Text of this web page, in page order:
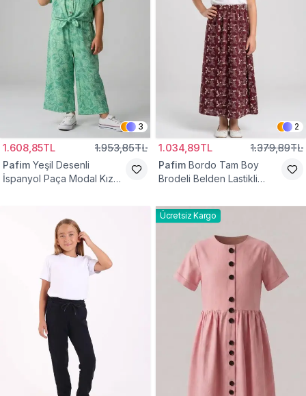
3
1.608,85TL 1.953,85TL
Pafim Yeşil Desenli
İspanyol Paça Modal Kız
2
1.034,89TL 1.379,89TL
Pafim Bordo Tam Boy
Brodeli Belden Lastikli
Ücretsiz Kargo